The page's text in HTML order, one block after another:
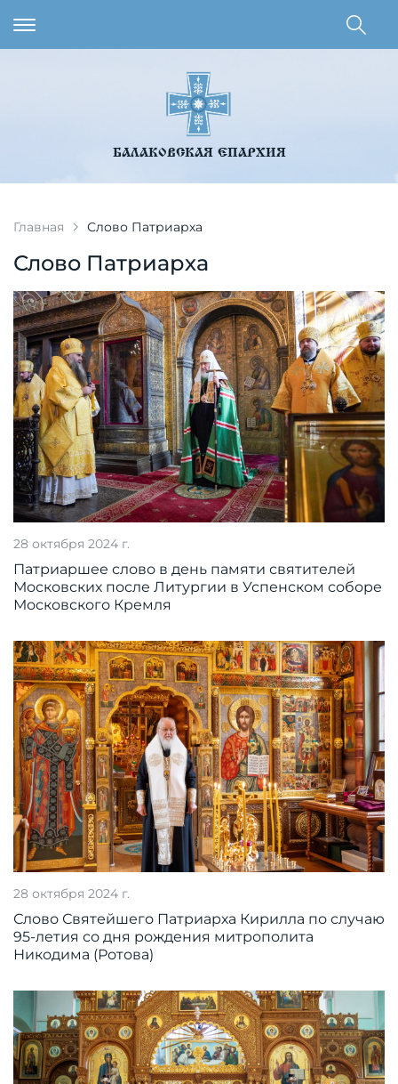
БАЛАКОВСКАЯ ЕПАРХИЯ
Главная Слово Патриарха
Слово Патриарха
28 октября 2024 г.
Патриаршее слово в день памяти святителей
Московских после Литургии в Успенском соборе
Московского Кремля
28 октября 2024 г.
Слово Святейшего Патриарха Кирилла по случаю
95-летия со дня рождения митрополита
Никодима (Ротова)